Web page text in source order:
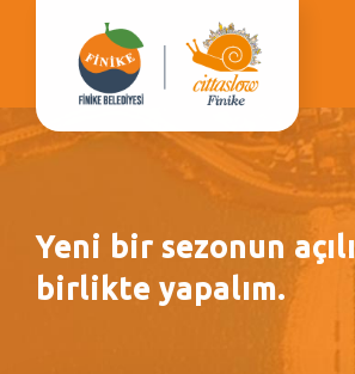
Yeni bir sezonun
birlikte yapalım.